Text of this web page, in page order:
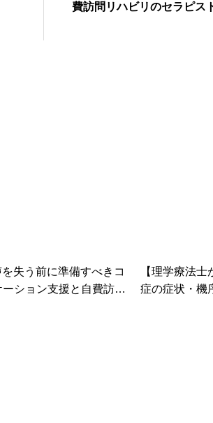
費訪問リハビリのセラピス
失う前に準備すべきコ
ーション支援と自費訪問
【理学療法
症の症状・機